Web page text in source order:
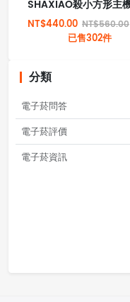
NT$440.00 NT$560.00
已售302件
分類
電子菸問答
電子菸評價
電子菸資訊